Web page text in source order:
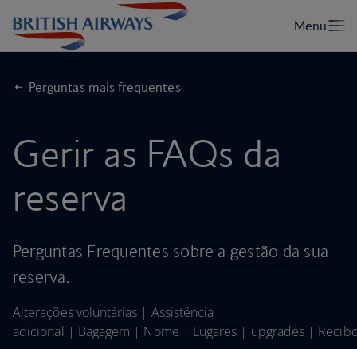
Perguntas mais frequentes
Gerir as FAQs da
reserva
Perguntas Frequentes sobre a gestão da sua
reserva.
Alterações voluntárias | Assistência
adicional | Bagagem | Nome | Lugares | upgrades |